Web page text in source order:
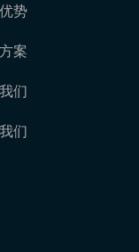
势
案
们
们